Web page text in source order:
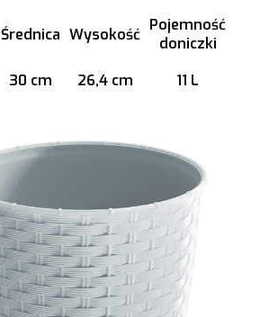
Średnica Wysokość
Pojemność
doniczki
30 cm 26,4 cm 11 L